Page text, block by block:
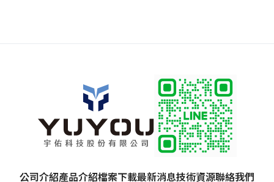
公司介紹產品介紹檔案下載最新消息技術資源聯絡我們